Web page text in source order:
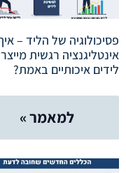
פסיכולוגיה של הליד –
אינטליגנציה רגשית
לידים איכותיים באמת?
למאמר »